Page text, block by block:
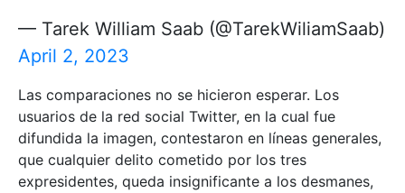
— Tarek William Saab (@TarekWiliamSaab)
April 2, 2023
Las comparaciones no se hicieron esperar. Los
usuarios de la red social Twitter, en la cual fue
difundida la imagen, contestaron en líneas generales,
que cualquier delito cometido por los tres
expresidentes, queda insignificante a los desmanes,